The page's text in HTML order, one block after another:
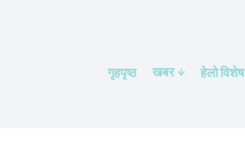
गृहपृष्ठ खबर हेलाे विशेष